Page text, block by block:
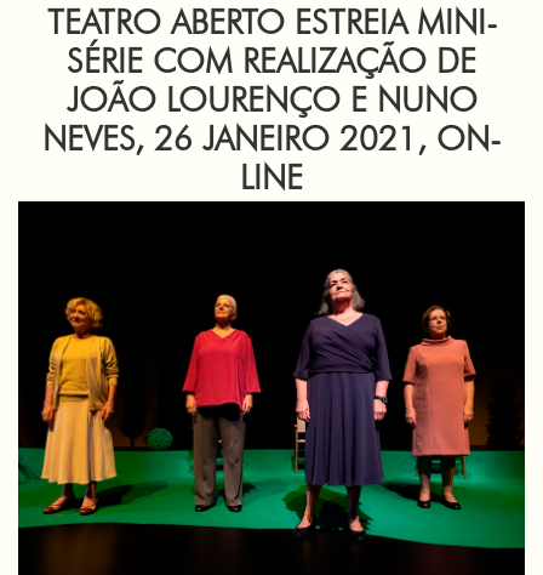
TEATRO ABERTO ESTREIA MINI-
SÉRIE COM REALIZAÇÃO DE
JOÃO LOURENÇO E NUNO
NEVES, 26 JANEIRO 2021, ON-
LINE